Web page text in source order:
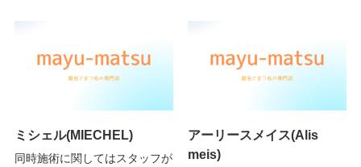
ミシェル(MIECHEL)
同時施術に関してはスタッフが
アーリースメイス(Alis
meis)